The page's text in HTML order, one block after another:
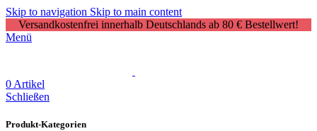
Skip to navigation Skip to main content
Versandkostenfrei innerhalb Deutschlands ab 80 € Bestellwert!
Menü
0 Artikel
Schließen
Produkt-Kategorien